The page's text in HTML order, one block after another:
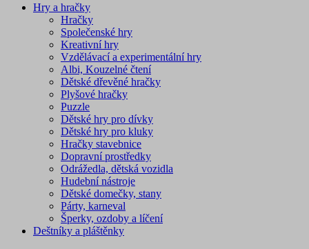
Hry a hračky
Hračky
Společenské hry
Kreativní hry
Vzdělávací a experimentální hry
Albi, Kouzelné čtení
Dětské dřevěné hračky
Plyšové hračky
Puzzle
Dětské hry pro dívky
Dětské hry pro kluky
Hračky stavebnice
Dopravní prostředky
Odrážedla, dětská vozidla
Hudební nástroje
Dětské domečky, stany
Párty, karneval
Šperky, ozdoby a líčení
Deštníky a pláštěnky